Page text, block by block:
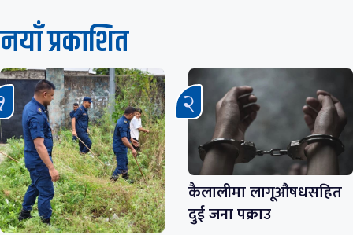
नयाँ प्रकाशित
कैलालीमा लागूऔषधसहित
दुई जना पक्राउ